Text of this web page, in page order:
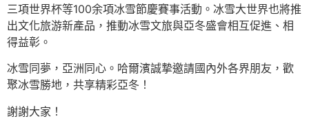
三項世界杯等100余項冰雪節慶賽事活動。冰雪大世界也將推
出文化旅游新產品，推動冰雪文旅與亞冬盛會相互促進、相
得益彰。
冰雪同夢，亞洲同心。哈爾濱誠摯邀請國內外各界朋友，歡
聚冰雪勝地，共享精彩亞冬！
謝謝大家！